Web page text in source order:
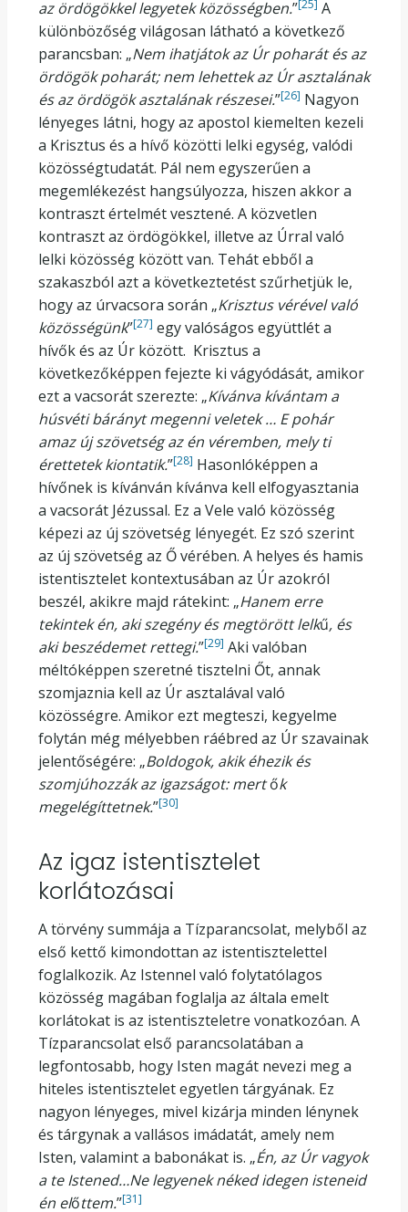
az ördögökkel legyetek közösségben.”[25] A
különbözőség világosan látható a következő
parancsban: „Nem ihatjátok az Úr poharát és az
ördögök poharát; nem lehettek az Úr asztalának
és az ördögök asztalának részesei.”[26] Nagyon
lényeges látni, hogy az apostol kiemelten kezeli
a Krisztus és a hívő közötti lelki egység, valódi
közösségtudatát. Pál nem egyszerűen a
megemlékezést hangsúlyozza, hiszen akkor a
kontraszt értelmét vesztené. A közvetlen
kontraszt az ördögökkel, illetve az Úrral való
lelki közösség között van. Tehát ebből a
szakaszból azt a következtetést szűrhetjük le,
hogy az úrvacsora során „Krisztus vérével való
közösségünk”[27] egy valóságos együttlét a
hívők és az Úr között. Krisztus a
következőképpen fejezte ki vágyódását, amikor
ezt a vacsorát szerezte: „Kívánva kívántam a
húsvéti bárányt megenni veletek … E pohár
amaz új szövetség az én véremben, mely ti
érettetek kiontatik.”[28] Hasonlóképpen a
hívőnek is kívánván kívánva kell elfogyasztania
a vacsorát Jézussal. Ez a Vele való közösség
képezi az új szövetség lényegét. Ez szó szerint
az új szövetség az Ő vérében. A helyes és hamis
istentisztelet kontextusában az Úr azokról
beszél, akikre majd rátekint: „Hanem erre
tekintek én, aki szegény és megtörött lelkű, és
aki beszédemet rettegi.”[29] Aki valóban
méltóképpen szeretné tisztelni Őt, annak
szomjaznia kell az Úr asztalával való
közösségre. Amikor ezt megteszi, kegyelme
folytán még mélyebben ráébred az Úr szavainak
jelentőségére: „Boldogok, akik éhezik és
szomjúhozzák az igazságot: mertők
megelégíttetnek.”[30]
Az igaz istentisztelet
korlátozásai
A törvény summája a Tízparancsolat, melyből az
első kettő kimondottan az istentisztelettel
foglalkozik. Az Istennel való folytatólagos
közösség magában foglalja az általa emelt
korlátokat is az istentiszteletre vonatkozóan. A
Tízparancsolat első parancsolatában a
legfontosabb, hogy Isten magát nevezi meg a
hiteles istentisztelet egyetlen tárgyának. Ez
nagyon lényeges, mivel kizárja minden lénynek
és tárgynak a vallásos imádatát, amely nem
Isten, valamint a babonákat is. „Én, az Úr vagyok
a te Istened…Ne legyenek néked idegen isteneid
én előttem.”[31]